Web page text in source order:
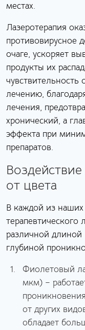
местах.
Лазеротерапия
противовирусное
очаге, ускоряет
продукты их
лечению,
лечения,
хронический, а
эффекта при
препаратов.
от цвета
В каждой из
терапевтического
различной длиной
глубиной
Фиолетовый
мкм) –
от других
обладает